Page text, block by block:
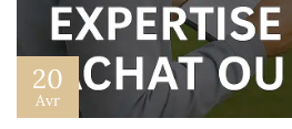
20
Avr